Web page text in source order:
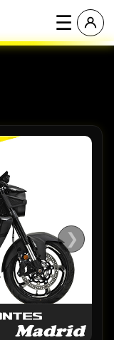
☰
❯